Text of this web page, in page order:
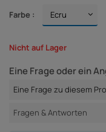
Farbe :
Nicht auf Lager
Eine Frage oder ein
Eine Frage zu diesem
Fragen & Antworten